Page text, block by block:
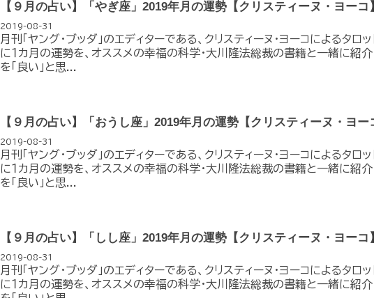
【９月の占い】「やぎ座」2019年月の運勢【クリスティーヌ・ヨーコ】
2019-08-31
月刊「ヤング・ブッダ」のエディターである、クリスティーヌ・ヨーコによるタロ
に１カ月の運勢を、オススメの幸福の科学・大川隆法総裁の書籍と一緒に紹介
を「良い」と思...
【９月の占い】「おうし座」2019年月の運勢【クリスティーヌ・ヨー
2019-08-31
月刊「ヤング・ブッダ」のエディターである、クリスティーヌ・ヨーコによるタロ
に１カ月の運勢を、オススメの幸福の科学・大川隆法総裁の書籍と一緒に紹介
を「良い」と思...
【９月の占い】「しし座」2019年月の運勢【クリスティーヌ・ヨーコ】
2019-08-31
月刊「ヤング・ブッダ」のエディターである、クリスティーヌ・ヨーコによるタロ
に１カ月の運勢を、オススメの幸福の科学・大川隆法総裁の書籍と一緒に紹介